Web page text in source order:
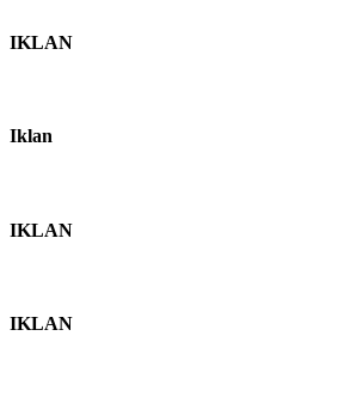
IKLAN
Iklan
IKLAN
IKLAN